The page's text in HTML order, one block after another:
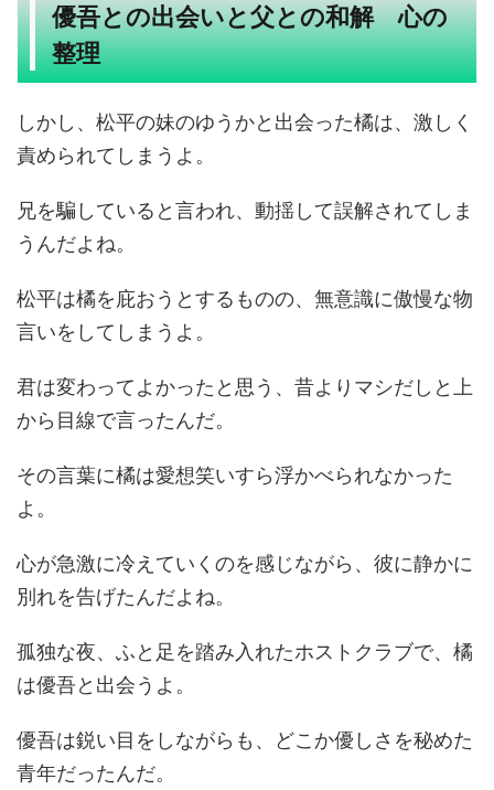
優吾との出会いと父との和解 心の
整理
しかし、松平の妹のゆうかと出会った橘は、激しく
責められてしまうよ。
兄を騙していると言われ、動揺して誤解されてしま
うんだよね。
松平は橘を庇おうとするものの、無意識に傲慢な物
言いをしてしまうよ。
君は変わってよかったと思う、昔よりマシだしと上
から目線で言ったんだ。
その言葉に橘は愛想笑いすら浮かべられなかった
よ。
心が急激に冷えていくのを感じながら、彼に静かに
別れを告げたんだよね。
孤独な夜、ふと足を踏み入れたホストクラブで、橘
は優吾と出会うよ。
優吾は鋭い目をしながらも、どこか優しさを秘めた
青年だったんだ。